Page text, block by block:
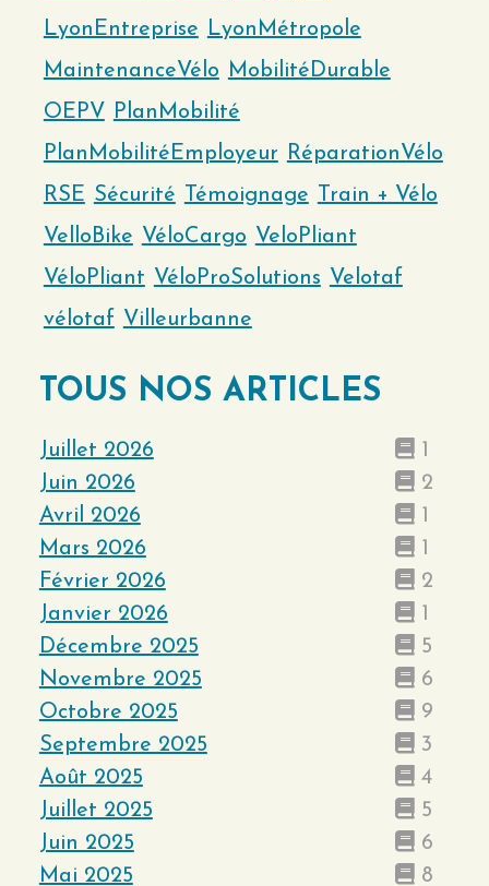
LyonEntreprise LyonMétropole
MaintenanceVélo MobilitéDurable
OEPV PlanMobilité
PlanMobilitéEmployeur RéparationVélo
RSE Sécurité Témoignage
Train + Vélo
VelloBike VéloCargo VeloPliant
VéloPliant VéloProSolutions Velotaf
vélotaf Villeurbanne
TOUS NOS ARTICLES
Juillet 2026
1
Juin 2026
2
Avril 2026
1
Mars 2026
1
Février 2026
2
Janvier 2026
1
Décembre 2025
5
Novembre 2025
6
Octobre 2025
9
Septembre 2025
3
Août 2025
4
Juillet 2025
5
Juin 2025
6
Mai 2025
8